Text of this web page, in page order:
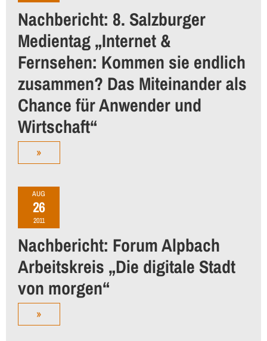
Nachbericht: 8. Salzburger
Medientag „Internet &
Fernsehen: Kommen sie endlich
zusammen? Das Miteinander als
Chance für Anwender und
Wirtschaft“
»
AUG
26
2011
Nachbericht: Forum Alpbach
Arbeitskreis „Die digitale Stadt
von morgen“
»